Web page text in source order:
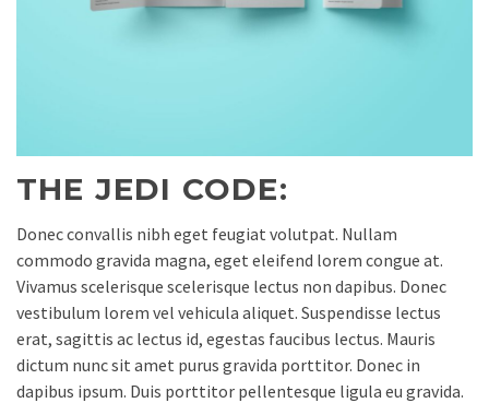
THE JEDI CODE:
Donec convallis nibh eget feugiat volutpat. Nullam
commodo gravida magna, eget eleifend lorem congue at.
Vivamus scelerisque scelerisque lectus non dapibus. Donec
vestibulum lorem vel vehicula aliquet. Suspendisse lectus
erat, sagittis ac lectus id, egestas faucibus lectus. Mauris
dictum nunc sit amet purus gravida porttitor. Donec in
dapibus ipsum. Duis porttitor pellentesque ligula eu gravida.